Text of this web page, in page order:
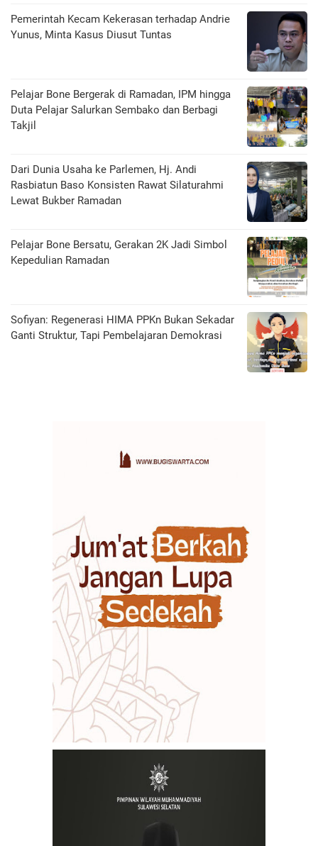
Pemerintah Kecam Kekerasan terhadap Andrie
Yunus, Minta Kasus Diusut Tuntas
Pelajar Bone Bergerak di Ramadan, IPM hingga
Duta Pelajar Salurkan Sembako dan Berbagi
Takjil
Dari Dunia Usaha ke Parlemen, Hj. Andi
Rasbiatun Baso Konsisten Rawat Silaturahmi
Lewat Bukber Ramadan
Pelajar Bone Bersatu, Gerakan 2K Jadi Simbol
Kepedulian Ramadan
Sofiyan: Regenerasi HIMA PPKn Bukan Sekadar
Ganti Struktur, Tapi Pembelajaran Demokrasi